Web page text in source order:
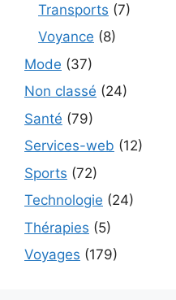
Transports (7)
Voyance (8)
Mode (37)
Non classé (24)
Santé (79)
Services-web (12)
Sports (72)
Technologie (24)
Thérapies (5)
Voyages (179)